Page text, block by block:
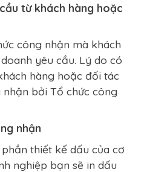
từ khách hàng hoặc
công nhận mà khách
yêu cầu. Lý do có
hàng hoặc đối tác
bởi Tổ chức công
nhận
thiết kế dấu của cơ
nghiệp bạn sẽ in dấu